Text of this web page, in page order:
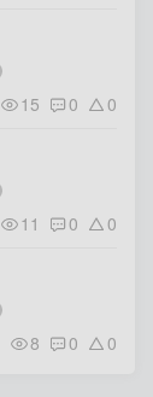
15 0 0
11 0 0
8 0 0